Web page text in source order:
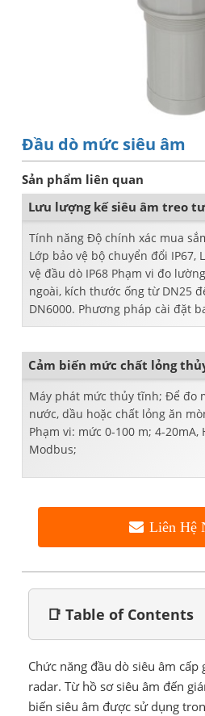
Đầu dò mức siêu âm
Sản phẩm liên quan
Lưu lượng kế siêu âm treo
Tính năng Độ chính xác mua
Lớp bảo vệ bộ chuyển đổi IP67,
vệ đầu dò IP68 Phạm vi đo
ngoài, kích thước ống từ DN25
DN6000. Phương pháp cài đặt
giá treo tường, DIN-rail m ...
Cảm biến mức chất lỏng
Máy phát mức thủy tĩnh; Để đo
nước, dầu hoặc chất lỏng ăn
Phạm vi: mức 0-100 m; 4-20mA,
Modbus;
Liên Hệ
📑 Table of Contents
Chức năng đầu dò siêu âm
radar. Từ hồ sơ siêu âm đến
biến siêu âm được sử dụng